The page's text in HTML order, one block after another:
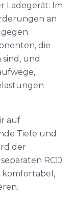
Ladegerät: Im
an
die
und
auf
Tiefe und
der
RCD
komfortabel,